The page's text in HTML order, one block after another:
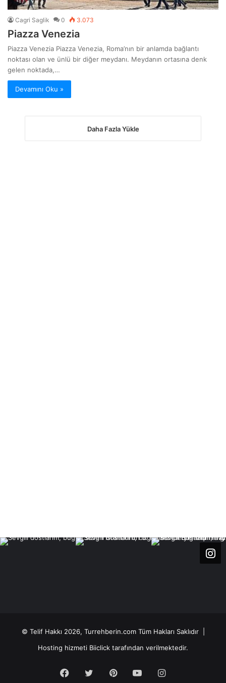
Cagri Saglik 0 3.073
Piazza Venezia
Piazza Venezia Piazza Venezia, Roma’nın bir anlamda bağlantı
noktası olan ve ünlü bir diğer meydanı. Meydanın ortasına denk
gelen noktada,…
Devamını Oku »
Daha Fazla Yükle
© Telif Hakkı 2026, Turrehberin.com Tüm Hakları Saklıdır |
Hosting hizmeti Biiclick tarafından verilmektedir.
Facebook
TwitterPinterestYouTubeInstagram